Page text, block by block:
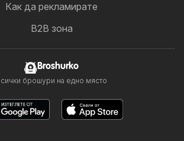
Как да рекламирате
B2B зона
Broshurko
брошури на едно място